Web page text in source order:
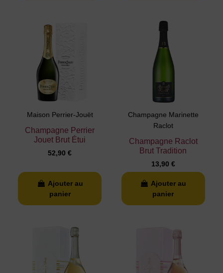
Maison Perrier-Jouët
Champagne Perrier
Jouet Brut Étui
52,90 €
Ajouter au
panier
Champagne Marinette
Raclot
Champagne Raclot
Brut Tradition
13,90 €
Ajouter au
panier